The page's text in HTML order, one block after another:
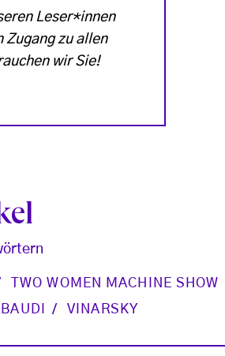
Leser*innen
Zugang zu allen
wir Sie!
TWO WOMEN MACHINE SHOW
VINARSKY